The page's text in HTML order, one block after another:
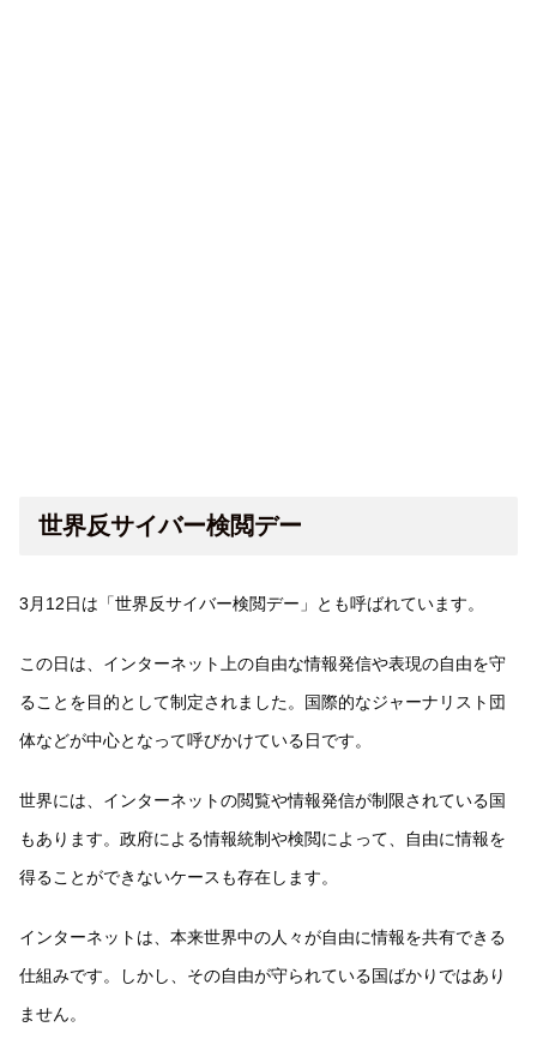
世界反サイバー検閲デー
3月12日は「世界反サイバー検閲デー」とも呼ばれています。
この日は、インターネット上の自由な情報発信や表現の自由を守
ることを目的として制定されました。国際的なジャーナリスト団
体などが中心となって呼びかけている日です。
世界には、インターネットの閲覧や情報発信が制限されている国
もあります。政府による情報統制や検閲によって、自由に情報を
得ることができないケースも存在します。
インターネットは、本来世界中の人々が自由に情報を共有できる
仕組みです。しかし、その自由が守られている国ばかりではあり
ません。